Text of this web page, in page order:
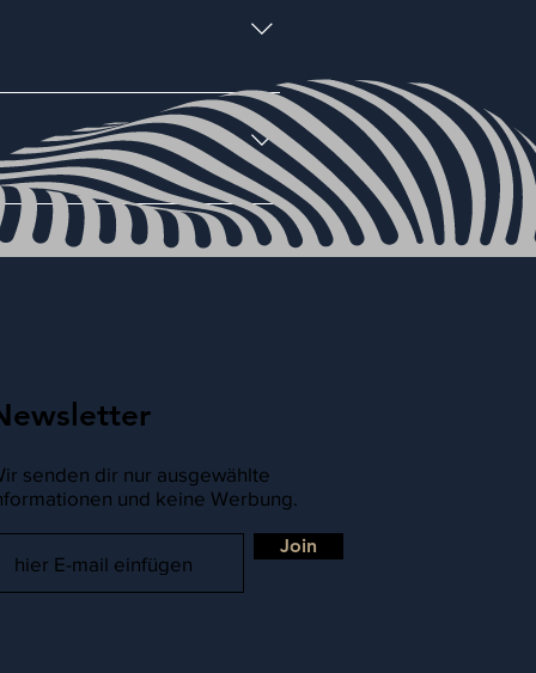
Tablet ist nicht ausreichend.
neben deinem
ist, solltest du einen
senden dir nur ausgewählte
und keine Werbung.
Join